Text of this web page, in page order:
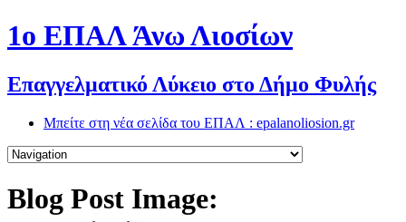
1o ΕΠΑΛ Άνω Λιοσίων
Επαγγελματικό Λύκειο στο Δήμο Φυλής
Μπείτε στη νέα σελίδα του ΕΠΑΛ : epalanoliosion.gr
Blog Post Image: